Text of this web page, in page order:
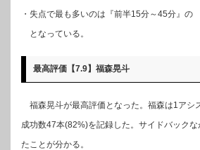
・失点で最も多いのは『前半15分～45分』の
となっている。
最高評価【7.9】福森晃斗
福森晃斗が最高評価となった。福森は1アシ
成功数47本(82%)を記録した。サイドバック
たことが分かる。